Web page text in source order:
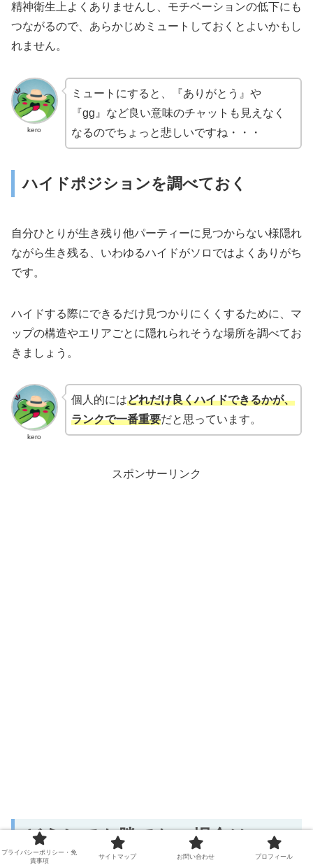
精神衛生上よくありませんし、モチベーションの低下にも
つながるので、あらかじめミュートしておくとよいかもし
れません。
kero
ミュートにすると、『ありがとう』や
『gg』など良い意味のチャットも見えなく
なるのでちょっと悲しいですね・・・
ハイドポジションを調べておく
自分ひとりが生き残り他パーティーに見つからない様隠れ
ながら生き残る、いわゆるハイドがソロではよくありがち
です。
ハイドする際にできるだけ見つかりにくくするために、マ
ップの構造やエリアごとに隠れられそうな場所を調べてお
きましょう。
kero
個人的にはどれだけ良くハイドできるかが、
ランクで一番重要だと思っています。
スポンサーリンク
どうしても勝てない場合はeス
ポーツスクールで学ぼう
プライバシーポリシー・免
責事項
サイトマップ お問い合わせ プロフィール